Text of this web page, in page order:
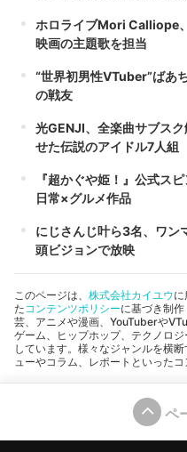
ホロライブMori Calliope
映画の主題歌を担当
“世界初男性VTuber”ばあ
の戦友
光GENJI、全楽曲サブス
せた伝説のアイドル7人組
『超かぐや姫！』公式ス
日常×グルメ作品
にじさんじ叶ら3名、ワン
頭ビジョンで放映
このページは、 株式会社カイユウに
た コンテンツポリシーに基づき制
芸、アニメや漫画、YouTuberや
ゲーム、ヒップホップ、テクノロ
しています。様々なジャンルを横
ューやコラム、レポートといったコ
ペ